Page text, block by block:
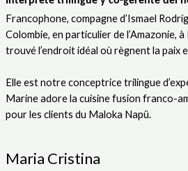
Francophone, compagne d’Ismael
Colombie, en particulier de l’Amazonie,
trouvé l’endroit idéal où règnent la paix
Elle est notre conceptrice trilingue
Marine adore la cuisine fusion franco-
pour les clients du Maloka Napü.
Maria Cristina